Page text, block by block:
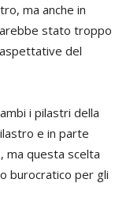
ma anche in
stato troppo
del
i pilastri della
e in parte
ma questa scelta
burocratico per gli